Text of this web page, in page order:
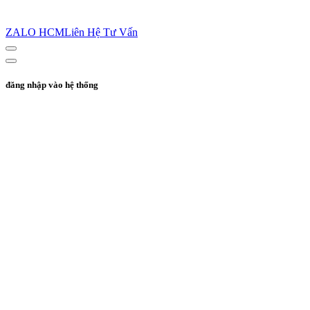
ZALO HCMLiên Hệ Tư Vấn
đăng nhập vào hệ thống